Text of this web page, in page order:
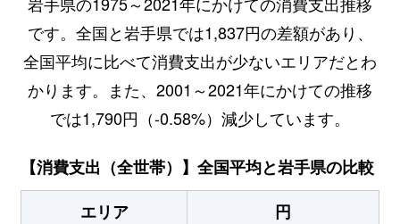
です。全国と岩手県では1,837円の差額があり、
全国平均に比べて消費支出が少ないエリアだとわ
かります。また、2001～2021年にかけての推移
では1,790円（-0.58%）減少しています。
【消費支出（全世帯）】全国平均と岩手県の比較
エリア
円